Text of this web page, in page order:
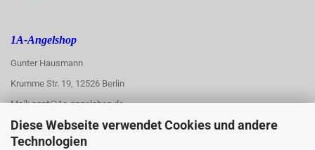
Diese Webseite verwendet Cookies und andere
Technologien
1A-Angelshop
Gunter Hausmann
Krumme Str. 19, 12526 Berlin
Mail: post@1a-angelshop.de
1A-Angelshop-